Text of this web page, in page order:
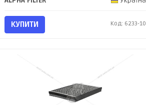
КУПИТИ Код: 6233-10